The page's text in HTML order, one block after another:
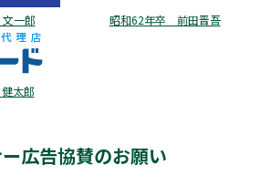
一郎 昭和62年卒 前田晋吾
太郎
広告協賛のお願い